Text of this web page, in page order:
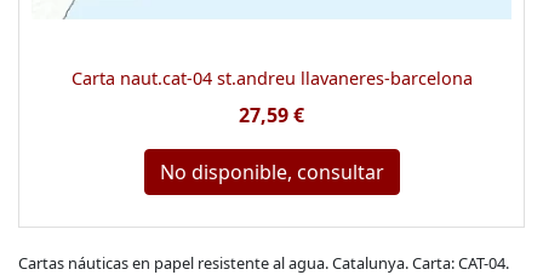
Carta naut.cat-04 st.andreu llavaneres-barcelona
27,59 €
No disponible, consultar
Cartas náuticas en papel resistente al agua. Catalunya. Carta: CAT-04.